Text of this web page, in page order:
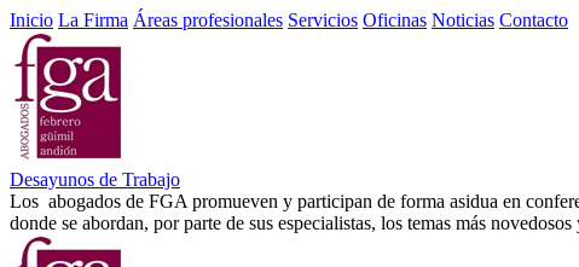
Inicio La Firma Áreas profesionales Servicios Oficinas Noticias Contacto
Desayunos de Trabajo
Los abogados de FGA promueven y participan de forma asidua en
donde se abordan, por parte de sus especialistas, los temas más